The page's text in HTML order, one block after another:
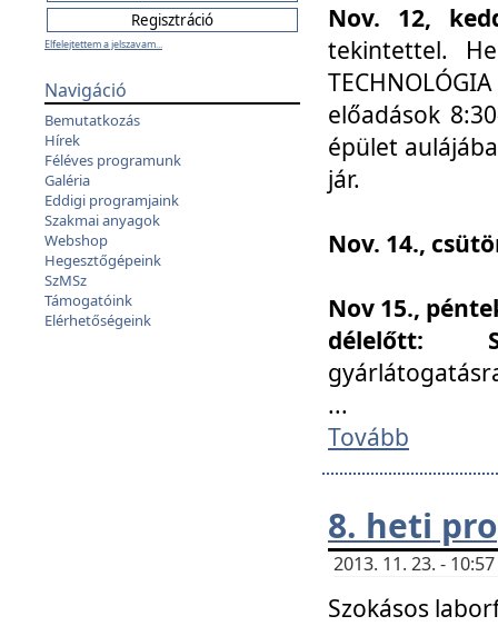
Elfelejtettem a jelszavam...
Navigáció
Bemutatkozás
Hírek
Féléves programunk
Galéria
Eddigi programjaink
Szakmai anyagok
Webshop
Hegesztőgépeink
SzMSz
Támogatóink
Elérhetőségeink
Nov. 12,
tekintettel.
előadások
épület
jár.
Nov. 14.,
Nov 15.,
délelőtt:
...
Tovább
8. heti
2013. 11. 23. -
Szokásos